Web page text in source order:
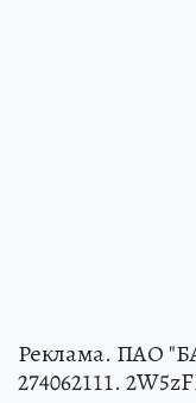
Реклама. ПАО
274062111.